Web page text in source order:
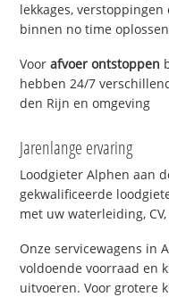
lekkages,
binnen no time
Voorafvoer ontstoppen
hebben 24/7
den Rijn en omgeving
Jarenlange ervaring
Loodgieter Alphen aan
gekwalificeerde
met uw waterleiding,
Onze servicewagens in
voldoende voorraad en
uitvoeren. Voor grotere